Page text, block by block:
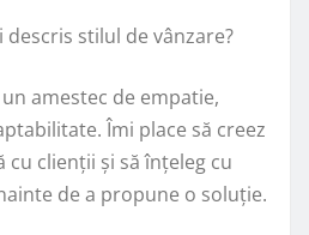
descris stilul de vânzare?
un amestec de empatie,
Îmi place să creez
clienții și să înțeleg cu
de a propune o soluție.